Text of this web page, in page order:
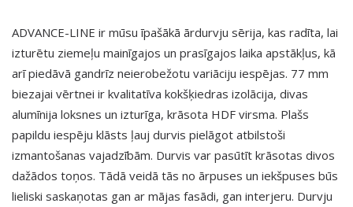
ADVANCE-LINE ir mūsu īpašākā ārdurvju sērija, kas radīta, lai
izturētu ziemeļu mainīgajos un prasīgajos laika apstākļus, kā
arī piedāvā gandrīz neierobežotu variāciju iespējas. 77 mm
biezajai vērtnei ir kvalitatīva kokšķiedras izolācija, divas
alumīnija loksnes un izturīga, krāsota HDF virsma. Plašs
papildu iespēju klāsts ļauj durvis pielāgot atbilstoši
izmantošanas vajadzībām. Durvis var pasūtīt krāsotas divos
dažādos toņos. Tādā veidā tās no ārpuses un iekšpuses būs
lieliski saskaņotas gan ar mājas fasādi, gan interjeru. Durvju